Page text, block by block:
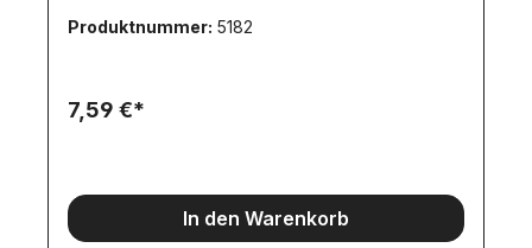
Produktnummer: 5182
7,59 €*
In den Warenkorb